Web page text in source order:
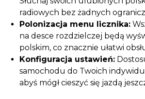
radiowych bez żadnych
Polonizacja menu licznika:
na desce rozdzielczej będą
polskim, co znacznie ułatwi
Konfiguracja ustawień:
samochodu do Twoich
abyś mógł cieszyć się jazdą